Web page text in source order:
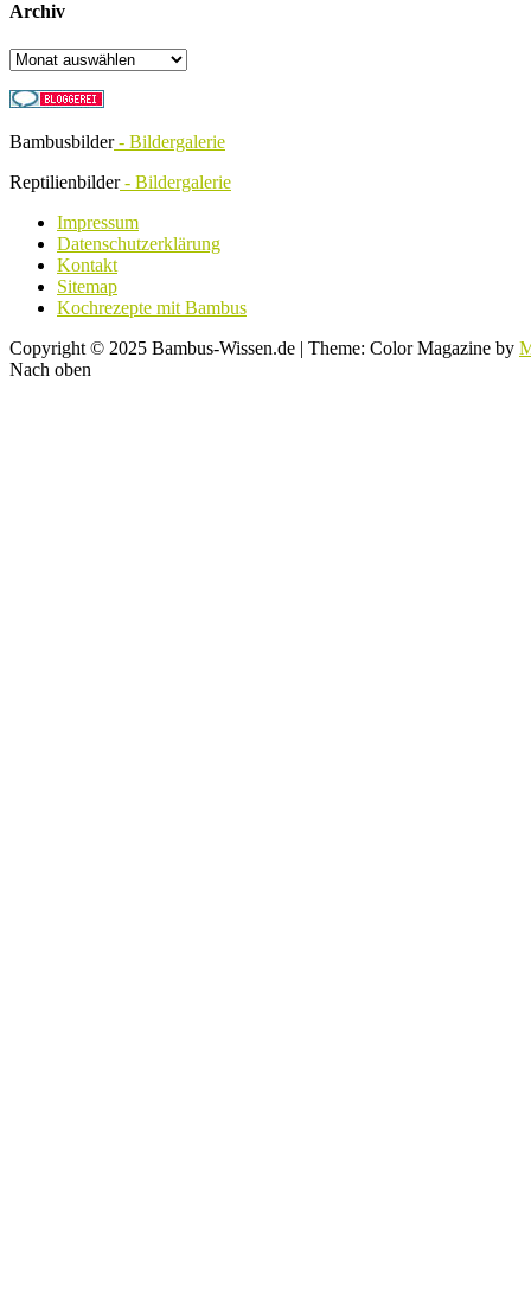
Archiv
Archiv
Bambusbilder- Bildergalerie
Reptilienbilder- Bildergalerie
Impressum
Datenschutzerklärung
Kontakt
Sitemap
Kochrezepte mit Bambus
Copyright © 2025 Bambus-Wissen.de | Theme: Color Magazine by
Nach oben